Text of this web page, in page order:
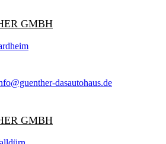
GMBH
dasautohaus.de
GMBH